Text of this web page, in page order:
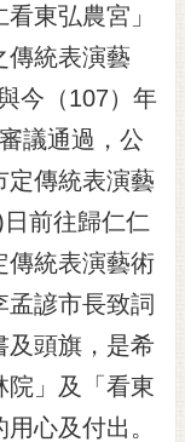
東弘農宮」
傳統表演藝
今（107）年
議通過，公
定傳統表演藝
前往歸仁仁
傳統表演藝術
孟諺市長致詞
及頭旗，是希
院」及「看東
心及付出。